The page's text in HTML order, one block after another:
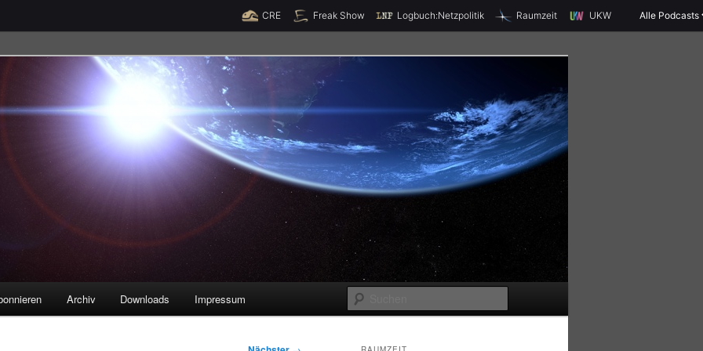
Spende jetzt!
CRE Freak Show Logbuch:Netzpolitik Raumzeit UKW Alle Podcasts
u
Archiv Downloads Impressum